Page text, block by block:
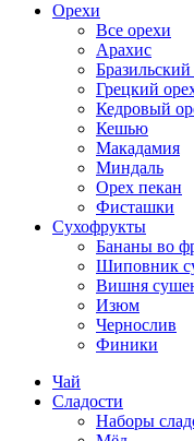
Орехи
Все орехи
Арахис
Бразильский
Грецкий
Кедровый
Кешью
Макадамия
Миндаль
Орех пекан
Фисташки
Сухофрукты
Бананы во
Шиповник
Вишня
Изюм
Чернослив
Финики
Чай
Сладости
Наборы